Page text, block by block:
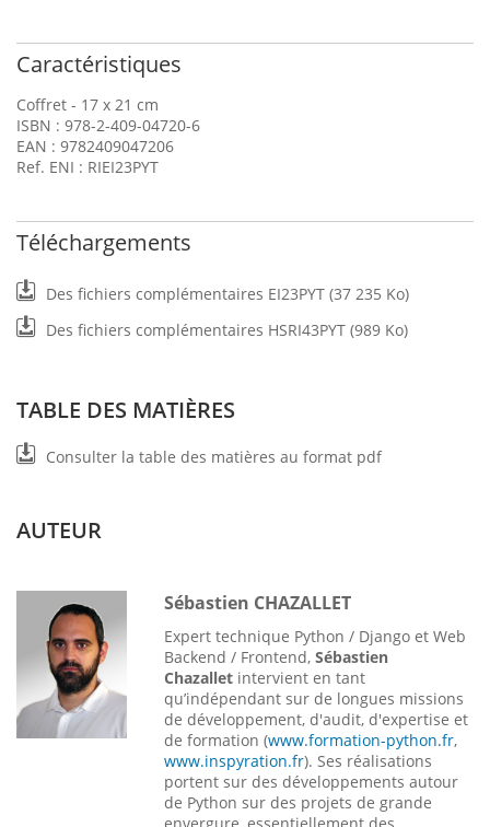
Caractéristiques
Coffret - 17 x 21 cm
ISBN : 978-2-409-04720-6
EAN : 9782409047206
Ref. ENI : RIEI23PYT
Téléchargements
Des fichiers complémentaires EI23PYT (37 235 Ko)
Des fichiers complémentaires HSRI43PYT (989 Ko)
TABLE DES MATIÈRES
Consulter la table des matières au format pdf
AUTEUR
Sébastien CHAZALLET
Expert technique Python / Django et Web
Backend / Frontend, Sébastien
Chazallet intervient en tant
qu’indépendant sur de longues missions
de développement, d'audit, d'expertise et
de formation (www.formation-python.fr,
www.inspyration.fr). Ses réalisations
portent sur des développements autour
de Python sur des projets de grande